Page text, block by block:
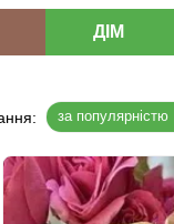
ДІМ
за популярністю